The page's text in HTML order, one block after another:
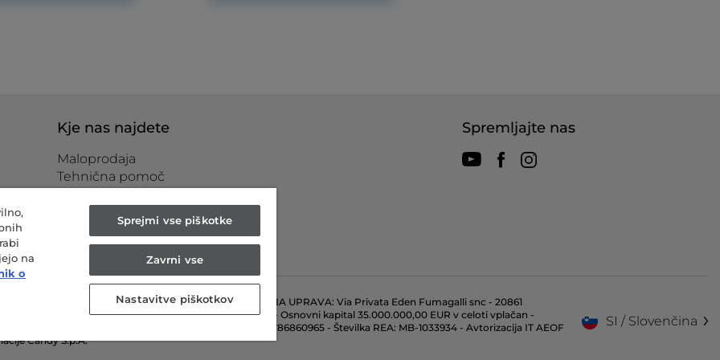
Via Comolli, 57 - 20861 Brugherio (MB) - Italija - GLAVNA UPRAVA: Via Privata Eden Fumagalli snc - 20861
- Italija - Tel.: +39.039.2086.1 - Faks: +39.039.2086.237 - Osnovni kapital 35.000.000,00 EUR v celoti vplačan -
Brianza-Lodi 04666310158 - Davčna številka 00786860965 - Številka REA: MB-1033934 - Avtorizacija IT AEOF
Candy S.p.A.
SI / Slovenčina
Kje nas najdete
Maloprodaja
Tehnična pomoč
Spremljajte nas
na
o
Sprejmi vse piškotke
Zavrni vse
Nastavitve piškotkov